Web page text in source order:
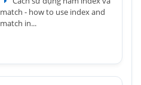
match - how to use index and
match in...